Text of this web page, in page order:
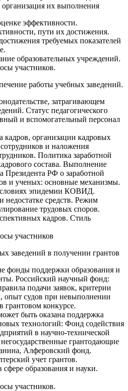
их выполнения
эффективности.
пути их достижения.
требуемых показателей
образовательных учреждений.
участников.
работы учебных заведений.
затрагивающем
Статус педагогического
и вспомогательный персонал
организации кадровых
и наложения
Политика заработной
состава. Выполнение
Президента РФ о заработной
и ученых: основные механизмы.
эпидемии КОВИД.
недостатке средств. Режим
трудовых споров.
кадров. Стиль
участников
заведений в получении грантов
фонды поддержки образования и
Российский научный фонд:
подачи заявок, критерии
опыт судов при невыполнении
грантовом конкурсе.
быть оказана поддержка
технологий: Фонд содействия
в научно-технической
грантодающие
Алферовский фонд.
учет грантов.
образования и науки.
участников.